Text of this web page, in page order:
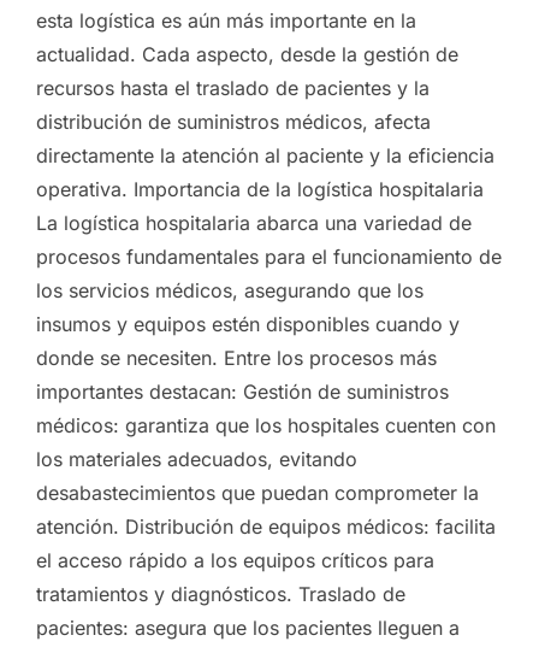
esta logística es aún más importante en la
actualidad. Cada aspecto, desde la gestión de
recursos hasta el traslado de pacientes y la
distribución de suministros médicos, afecta
directamente la atención al paciente y la eficiencia
operativa. Importancia de la logística hospitalaria
La logística hospitalaria abarca una variedad de
procesos fundamentales para el funcionamiento de
los servicios médicos, asegurando que los
insumos y equipos estén disponibles cuando y
donde se necesiten. Entre los procesos más
importantes destacan: Gestión de suministros
médicos: garantiza que los hospitales cuenten con
los materiales adecuados, evitando
desabastecimientos que puedan comprometer la
atención. Distribución de equipos médicos: facilita
el acceso rápido a los equipos críticos para
tratamientos y diagnósticos. Traslado de
pacientes: asegura que los pacientes lleguen a